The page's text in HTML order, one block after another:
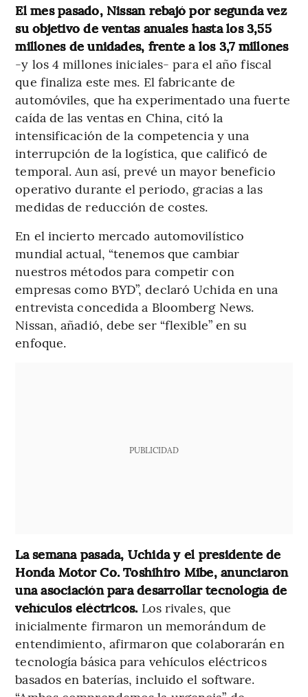
El mes pasado, Nissan rebajó por segunda vez
su objetivo de ventas anuales hasta los 3,55
millones de unidades, frente a los 3,7 millones
-y los 4 millones iniciales- para el año fiscal
que finaliza este mes. El fabricante de
automóviles, que ha experimentado una fuerte
caída de las ventas en China, citó la
intensificación de la competencia y una
interrupción de la logística, que calificó de
temporal. Aun así, prevé un mayor beneficio
operativo durante el periodo, gracias a las
medidas de reducción de costes.
En el incierto mercado automovilístico
mundial actual, “tenemos que cambiar
nuestros métodos para competir con
empresas como BYD”, declaró Uchida en una
entrevista concedida a Bloomberg News.
Nissan, añadió, debe ser “flexible” en su
enfoque.
PUBLICIDAD
La semana pasada, Uchida y el presidente de
Honda Motor Co. Toshihiro Mibe, anunciaron
una asociación para desarrollar tecnología de
vehículos eléctricos. Los rivales, que
inicialmente firmaron un memorándum de
entendimiento, afirmaron que colaborarán en
tecnología básica para vehículos eléctricos
basados en baterías, incluido el software.